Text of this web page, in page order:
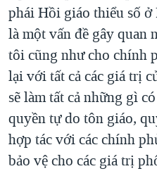
phái Hồi giáo thiểu số ở
là một vấn đề gây quan
tôi cũng như cho chính
lại với tất cả các giá trị
sẽ làm tất cả những gì
quyền tự do tôn giáo,
hợp tác với các chính
bảo vệ cho các giá trị